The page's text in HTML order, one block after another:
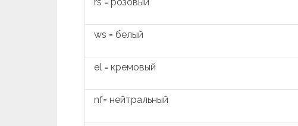
ws = белый
el = кремовый
nf= нейтральный